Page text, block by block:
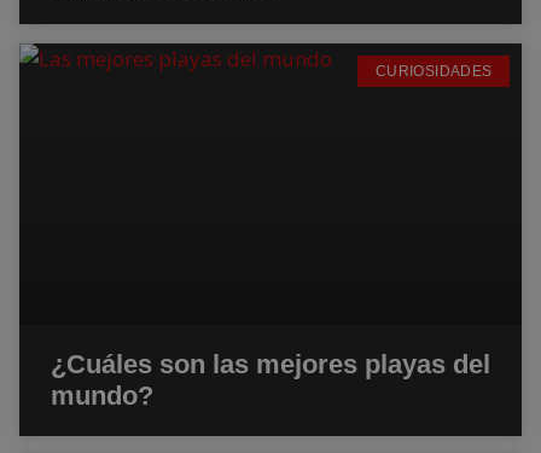
CURIOSIDADES
¿Cuáles son las mejores playas del
mundo?